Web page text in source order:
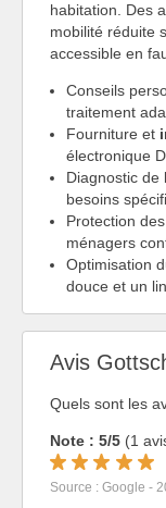
habitation. Des
mobilité réduite
accessible en
Conseils
traitement
Fourniture et
électronique
Diagnostic de
besoins
Protection
ménagers
Optimisation
douce et un
Avis
Quels sont les
Note : 5/5 (1
Source : Google -